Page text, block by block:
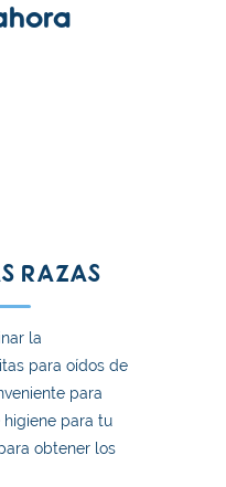
RAZAS
la
para oídos de
para
para tu
obtener los